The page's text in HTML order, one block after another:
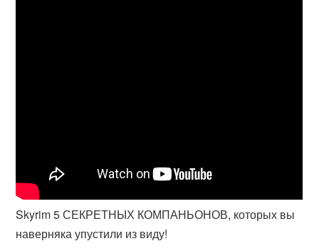
Skyrim 5 СЕКРЕТНЫХ КОМПАНЬОНОВ, которых вы
наверняка упустили из виду!